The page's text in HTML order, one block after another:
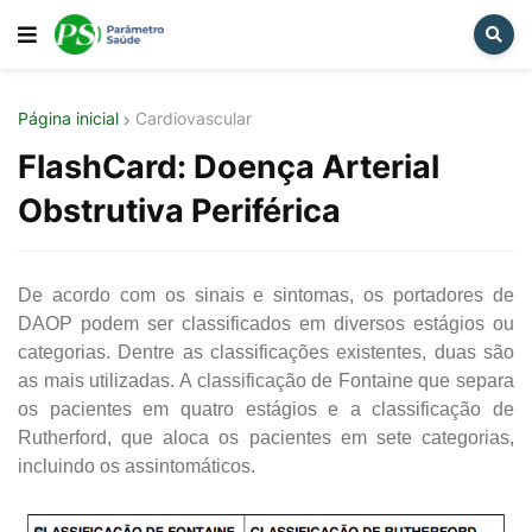
Página inicial Cardiovascular
FlashCard: Doença Arterial
Obstrutiva Periférica
De acordo com os sinais e sintomas, os portadores de
DAOP podem ser classificados em diversos estágios ou
categorias. Dentre as classificações existentes, duas são
as mais utilizadas. A classificação de Fontaine que separa
os pacientes em quatro estágios e a classificação de
Rutherford, que aloca os pacientes em sete categorias,
incluindo os assintomáticos.